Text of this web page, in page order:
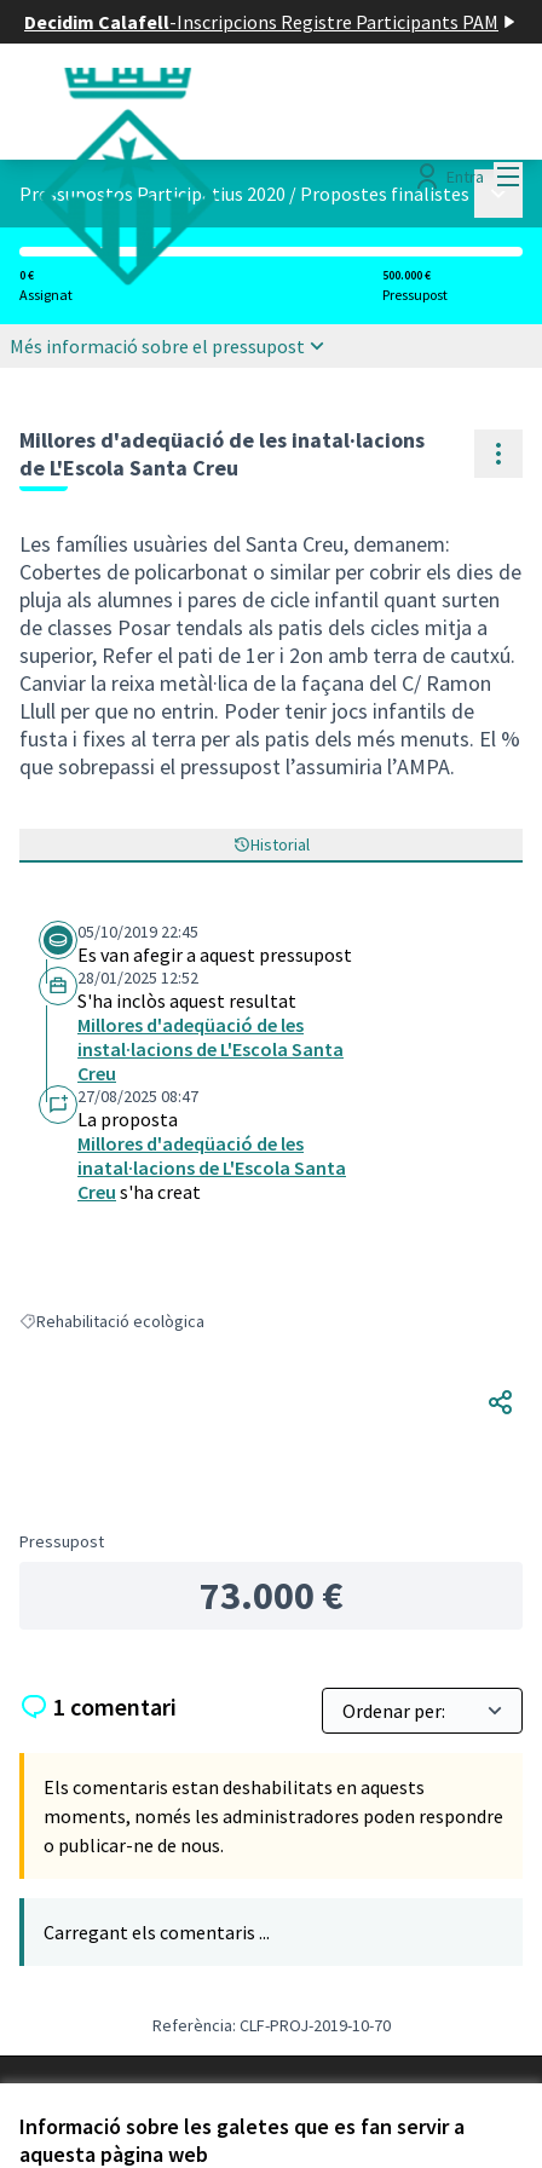
Informació sobre les galetes que es fan servir a
aquesta pàgina web
Decidim Calafell-Inscripcions Registre Participants PAM
Entra
Pressupostos Participatius 2020 / Propostes finalistes
0 €
Assignat
500.000 €
Pressupost
Més informació sobre el pressupost
Millores d'adeqüació de les inatal·lacions
de L'Escola Santa Creu
Les famílies usuàries del Santa Creu, demanem:
Cobertes de policarbonat o similar per cobrir els dies de
pluja als alumnes i pares de cicle infantil quant surten
de classes Posar tendals als patis dels cicles mitja a
superior, Refer el pati de 1er i 2on amb terra de cautxú.
Canviar la reixa metàl·lica de la façana del C/ Ramon
Llull per que no entrin. Poder tenir jocs infantils de
fusta i fixes al terra per als patis dels més menuts. El %
que sobrepassi el pressupost l’assumiria l’AMPA.
Historial
05/10/2019 22:45
Es van afegir a aquest pressupost
28/01/2025 12:52
S'ha inclòs aquest resultat
Millores d'adeqüació de les
instal·lacions de L'Escola Santa
Creu
27/08/2025 08:47
La proposta
Millores d'adeqüació de les
inatal·lacions de L'Escola Santa
Creu s'ha creat
Resultats en filtrar per: Rehabilitació ecològica
Rehabilitació ecològica
Pressupost
73.000 €
1 comentari
Els comentaris estan deshabilitats en aquests
moments, només les administradores poden respondre
o publicar-ne de nous.
Carregant els comentaris ...
Referència: CLF-PROJ-2019-10-70
Configuració de les galetes
Decidim Calafell a X
Decidim Calafell a Facebook
Decidim Calafell a YouTube
Decidim Calafell a GitHub